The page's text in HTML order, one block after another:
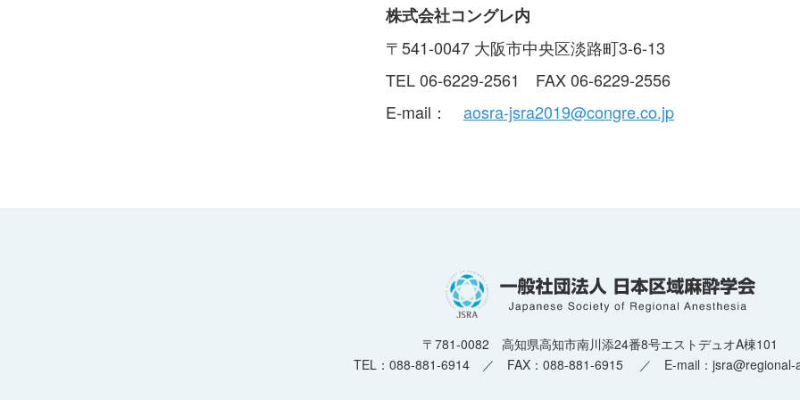
株式会社コングレ内
〒541-0047 大阪市中央区淡路町3-6-13
TEL 06-6229-2561 FAX 06-6229-2556
E-mail： aosra-jsra2019@congre.co.jp
〒781-0082 高知県高知市南川添24番8号エストデュオA棟101
TEL：088-881-6914 ／ FAX：088-881-6915
／ E-mail：jsra@regional-